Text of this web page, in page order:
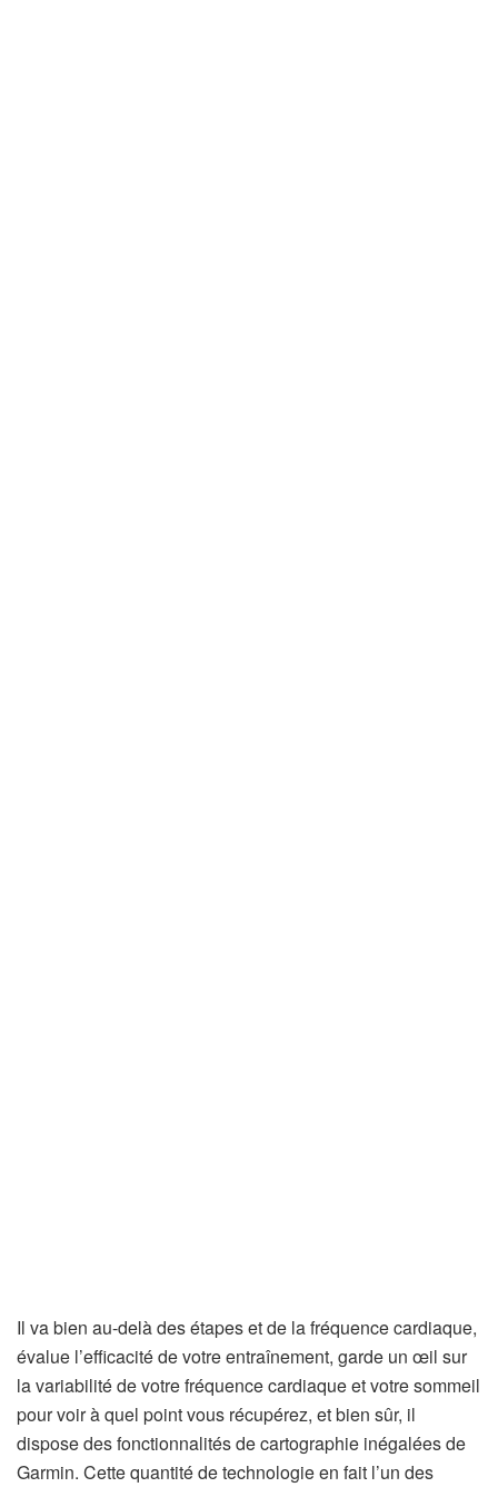
Il va bien au-delà des étapes et de la fréquence cardiaque,
évalue l’efficacité de votre entraînement, garde un œil sur
la variabilité de votre fréquence cardiaque et votre sommeil
pour voir à quel point vous récupérez, et bien sûr, il
dispose des fonctionnalités de cartographie inégalées de
Garmin. Cette quantité de technologie en fait l’un des